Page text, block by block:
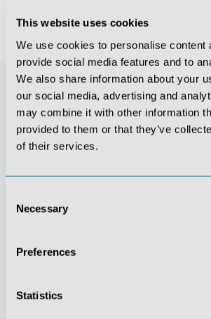
This website uses cookies
We use cookies to personalise content
provide social media features and to
We also share information about your
our social media, advertising and
may combine it with other information
provided to them or that they’ve
of their services.
Selection
Necessary
Preferences
Statistics